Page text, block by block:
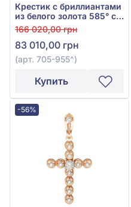
Крестик с бриллиантами
из белого золота 585° с
бриллиантом 0,68ct, арт.
705-955
166 020,00 грн
83 010,00 грн
(арт. 705-955^)
Купить
-56%